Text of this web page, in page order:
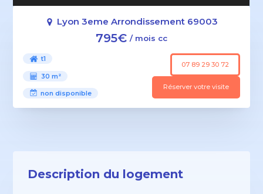
Lyon 3eme Arrondissement 69003
795€ / mois cc
t1
30 m²
non disponible
07 89 29 30 72
Réserver votre visite
Description du logement